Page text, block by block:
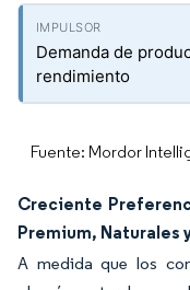
Demanda de
rendimiento
Fuente: Mordor
Creciente
Premium, Naturales
A medida que los